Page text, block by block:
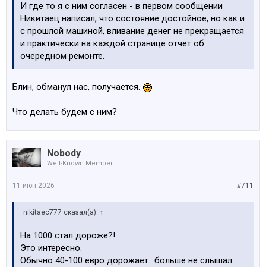
И где то я с ним согласен - в первом сообщении
Никитаец написал, что состояние достойное, но как и
с прошлой машиной, вливание денег не прекращается
и практически на каждой странице отчет об
очередном ремонте.
Блин, обманул нас, получается.
Что делать будем с ним?
Nobody
Well-Known Member
#711
11 июн 2026
nikitaec777 сказал(а): ↑
На 1000 стал дороже?!
Это интересно.
Обычно 40-100 евро дорожает.. больше не слышал